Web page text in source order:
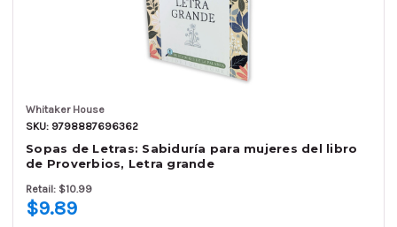
Whitaker House
SKU: 9798887696362
Sopas de Letras: Sabiduría para mujeres del libro
de Proverbios, Letra grande
Retail: $10.99
$9.89